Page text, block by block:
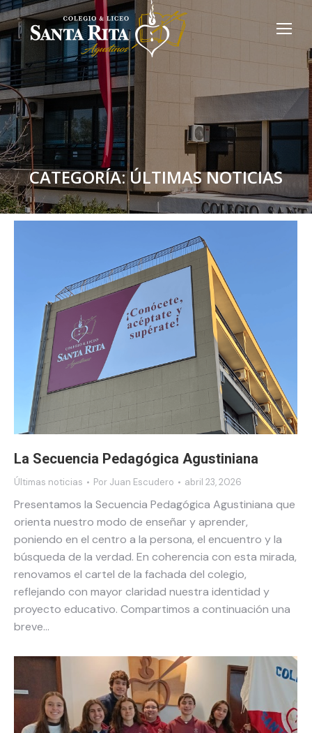
CATEGORÍA:ÚLTIMAS NOTICIAS
La Secuencia Pedagógica Agustiniana
Últimas noticias Por Juan Escudero abril 23, 2026
Presentamos la Secuencia Pedagógica Agustiniana que
orienta nuestro modo de enseñar y aprender,
poniendo en el centro a la persona, el encuentro y la
búsqueda de la verdad. En coherencia con esta mirada,
renovamos el cartel de la fachada del colegio,
reflejando con mayor claridad nuestra identidad y
proyecto educativo. Compartimos a continuación una
breve…